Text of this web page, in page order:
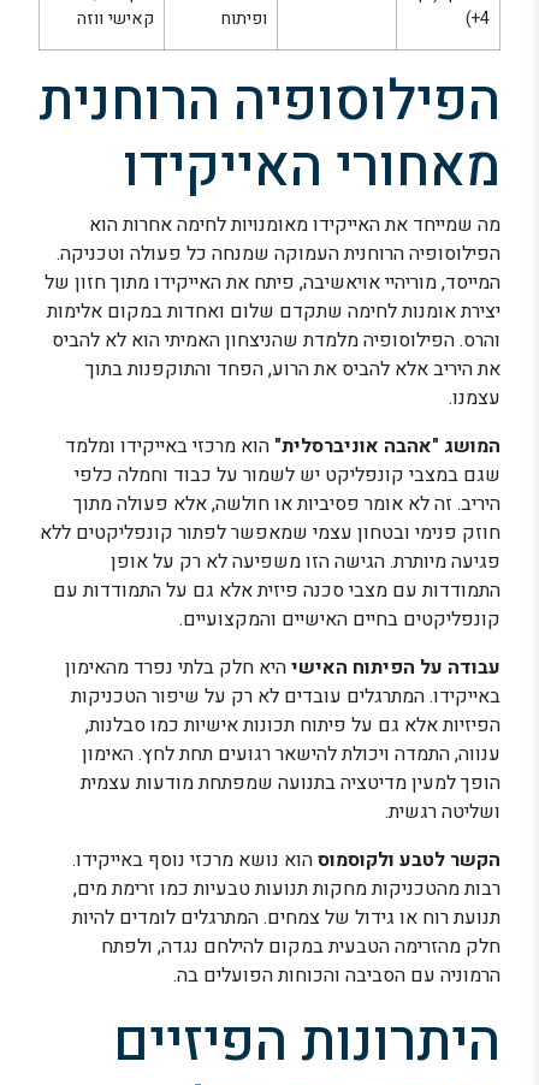
4+)
ופיתוח
קאישי ווזה
הפילוסופיה הרוחנית
מאחורי האייקידו
מה שמייחד את האייקידו מאומנויות לחימה אחרות הוא
הפילוסופיה הרוחנית העמוקה שמנחה כל פעולה וטכניקה.
המייסד, מוריהיי אויאשיבה, פיתח את האייקידו מתוך חזון של
יצירת אומנות לחימה שתקדם שלום ואחדות במקום אלימות
והרס. הפילוסופיה מלמדת שהניצחון האמיתי הוא לא להביס
את היריב אלא להביס את הרוע, הפחד והתוקפנות בתוך
עצמנו.
המושג "אהבה אוניברסלית" הוא מרכזי באייקידו ומלמד
שגם במצבי קונפליקט יש לשמור על כבוד וחמלה כלפי
היריב. זה לא אומר פסיביות או חולשה, אלא פעולה מתוך
חוזק פנימי ובטחון עצמי שמאפשר לפתור קונפליקטים ללא
פגיעה מיותרת. הגישה הזו משפיעה לא רק על אופן
התמודדות עם מצבי סכנה פיזית אלא גם על התמודדות עם
קונפליקטים בחיים האישיים והמקצועיים.
עבודה על הפיתוח האישיהיא חלק בלתי נפרד מהאימון
באייקידו. המתרגלים עובדים לא רק על שיפור הטכניקות
הפיזיות אלא גם על פיתוח תכונות אישיות כמו סבלנות,
ענווה, התמדה ויכולת להישאר רגועים תחת לחץ. האימון
הופך למעין מדיטציה בתנועה שמפתחת מודעות עצמית
ושליטה רגשית.
הקשר לטבע ולקוסמוסהוא נושא מרכזי נוסף באייקידו.
רבות מהטכניקות מחקות תנועות טבעיות כמו זרימת מים,
תנועת רוח או גידול של צמחים. המתרגלים לומדים להיות
חלק מהזרימה הטבעית במקום להילחם נגדה, ולפתח
הרמוניה עם הסביבה והכוחות הפועלים בה.
היתרונות הפיזיים